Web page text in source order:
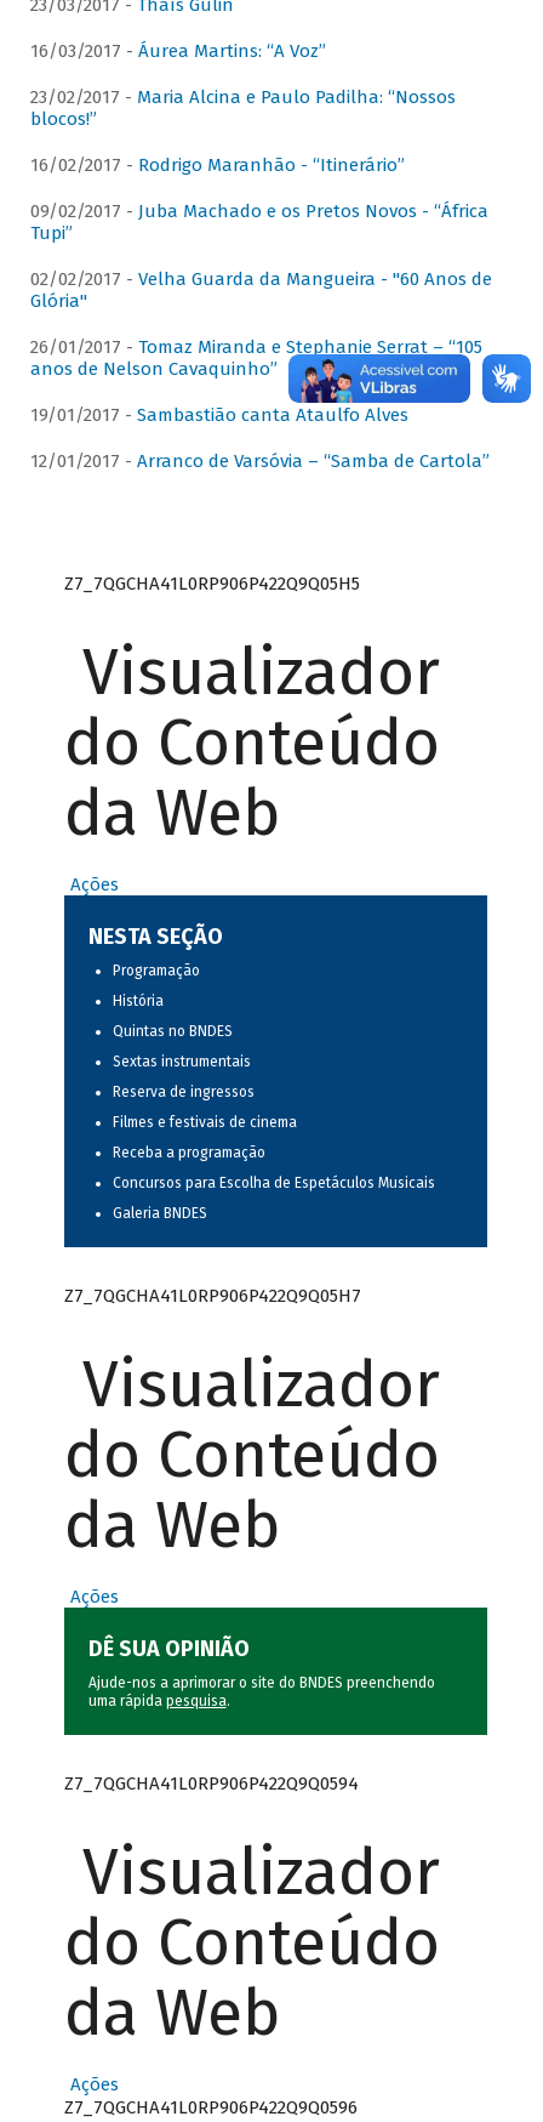
23/03/2017 - Thaís Gulin
16/03/2017 - Áurea Martins: “A Voz”
23/02/2017 - Maria Alcina e Paulo Padilha: “Nossos
blocos!”
16/02/2017 - Rodrigo Maranhão - “Itinerário”
09/02/2017 - Juba Machado e os Pretos Novos - “África
Tupi”
02/02/2017 - Velha Guarda da Mangueira - "60 Anos de
Glória"
26/01/2017 - Tomaz Miranda e Stephanie Serrat – “105
anos de Nelson Cavaquinho”
19/01/2017 - Sambastião canta Ataulfo Alves
12/01/2017 - Arranco de Varsóvia – “Samba de Cartola”
Z7_7QGCHA41L0RP906P422Q9Q05H5
Visualizador
do Conteúdo
da Web
Ações
NESTA SEÇÃO
Programação
História
Quintas no BNDES
Sextas instrumentais
Reserva de ingressos
Filmes e festivais de cinema
Receba a programação
Concursos para Escolha de Espetáculos Musicais
Galeria BNDES
Z7_7QGCHA41L0RP906P422Q9Q05H7
Visualizador
do Conteúdo
da Web
Ações
DÊ SUA OPINIÃO
Ajude-nos a aprimorar o site do BNDES preenchendo
uma rápida pesquisa.
Z7_7QGCHA41L0RP906P422Q9Q0594
Visualizador
do Conteúdo
da Web
Ações
Z7_7QGCHA41L0RP906P422Q9Q0596